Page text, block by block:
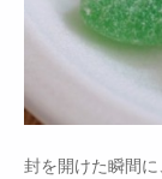
封を開けた瞬間に